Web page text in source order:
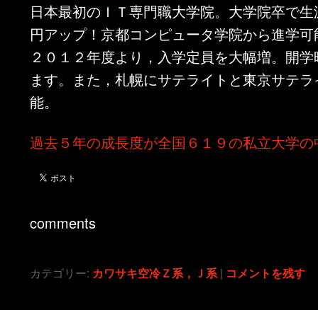
日本最初のＩＴ専門職大学院。大学院卒で
円アップ！京都コンピュータ学院から進学
２０１２年度より，入学定員を大幅増。開
ます。また，札幌にサテライトと東京サテ
能。
過去５年の成長度が全国６１９の私立大学
comments
カテゴリー: カワサキ空冷Ｚ系，Ｊ系 | コメントを残す